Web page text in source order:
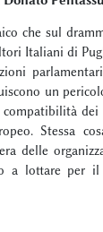
che sul
Italiani di
un
dei
Stessa
delle
a lottare per il